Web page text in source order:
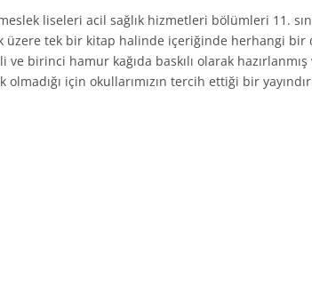
liseleri acil sağlık hizmetleri bölümleri 11.
üzere tek bir kitap halinde içeriğinde herhangi bir
ve birinci hamur kağıda baskılı olarak
olmadığı için okullarımızın tercih ettiği bir yayındır